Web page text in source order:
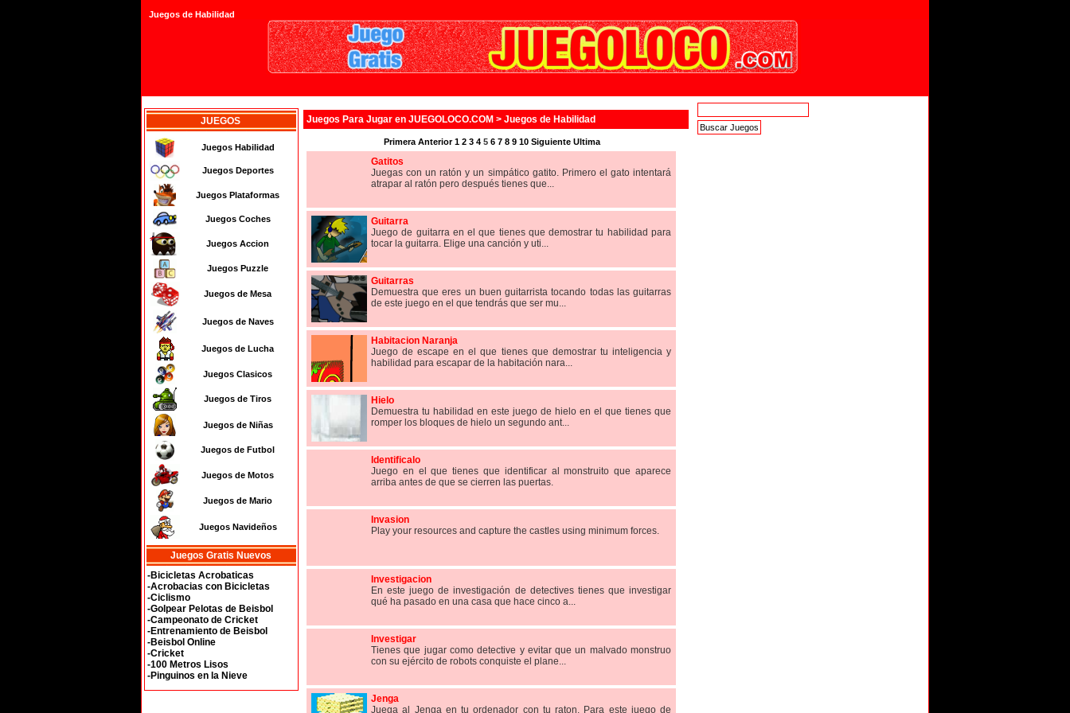
Juegos de Habilidad
JUEGOS
Juegos Habilidad
Juegos Deportes
Juegos Plataformas
Juegos Coches
Juegos Accion
Juegos Puzzle
Juegos de Mesa
Juegos de Naves
Juegos de Lucha
Juegos Clasicos
Juegos de Tiros
Juegos de Niñas
Juegos de Futbol
Juegos de Motos
Juegos de Mario
Juegos Navideños
Juegos Gratis Nuevos
-Bicicletas Acrobaticas
-Acrobacias con Bicicletas
-Ciclismo
-Golpear Pelotas de Beisbol
-Campeonato de Cricket
-Entrenamiento de Beisbol
-Beisbol Online
-Cricket
-100 Metros Lisos
-Pinguinos en la Nieve
Juegos Para Jugar en JUEGOLOCO.COM > Juegos de Habilidad
Primera Anterior 1 2 3 4 5 6 7 8 9 10 Siguiente Ultima
Gatitos
Juegas con un ratón y un simpático gatito. Primero el gato intentará
atrapar al ratón pero después tienes que...
Guitarra
Juego de guitarra en el que tienes que demostrar tu habilidad para
tocar la guitarra. Elige una canción y uti...
Guitarras
Demuestra que eres un buen guitarrista tocando todas las guitarras
de este juego en el que tendrás que ser mu...
Habitacion Naranja
Juego de escape en el que tienes que demostrar tu inteligencia y
habilidad para escapar de la habitación nara...
Hielo
Demuestra tu habilidad en este juego de hielo en el que tienes que
romper los bloques de hielo un segundo ant...
Identificalo
Juego en el que tienes que identificar al monstruito que aparece
arriba antes de que se cierren las puertas.
Invasion
Play your resources and capture the castles using minimum forces.
Investigacion
En este juego de investigación de detectives tienes que investigar
qué ha pasado en una casa que hace cinco a...
Investigar
Tienes que jugar como detective y evitar que un malvado monstruo
con su ejército de robots conquiste el plane...
Jenga
Juega al Jenga en tu ordenador con tu raton. Para este juego de